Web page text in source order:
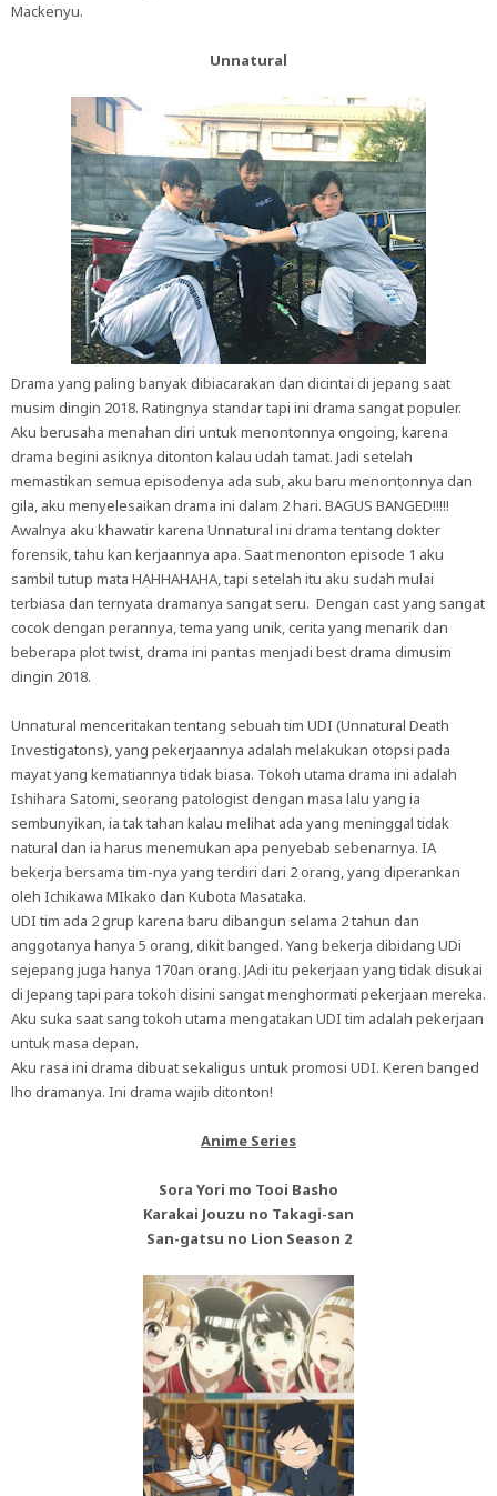
Mackenyu.
Unnatural
Drama yang paling banyak dibiacarakan dan dicintai di jepang saat
musim dingin 2018. Ratingnya standar tapi ini drama sangat populer.
Aku berusaha menahan diri untuk menontonnya ongoing, karena
drama begini asiknya ditonton kalau udah tamat. Jadi setelah
memastikan semua episodenya ada sub, aku baru menontonnya dan
gila, aku menyelesaikan drama ini dalam 2 hari. BAGUS BANGED!!!!!
Awalnya aku khawatir karena Unnatural ini drama tentang dokter
forensik, tahu kan kerjaannya apa. Saat menonton episode 1 aku
sambil tutup mata HAHHAHAHA, tapi setelah itu aku sudah mulai
terbiasa dan ternyata dramanya sangat seru. Dengan cast yang sangat
cocok dengan perannya, tema yang unik, cerita yang menarik dan
beberapa plot twist, drama ini pantas menjadi best drama dimusim
dingin 2018.
Unnatural menceritakan tentang sebuah tim UDI (Unnatural Death
Investigatons), yang pekerjaannya adalah melakukan otopsi pada
mayat yang kematiannya tidak biasa. Tokoh utama drama ini adalah
Ishihara Satomi, seorang patologist dengan masa lalu yang ia
sembunyikan, ia tak tahan kalau melihat ada yang meninggal tidak
natural dan ia harus menemukan apa penyebab sebenarnya. IA
bekerja bersama tim-nya yang terdiri dari 2 orang, yang diperankan
oleh Ichikawa MIkako dan Kubota Masataka.
UDI tim ada 2 grup karena baru dibangun selama 2 tahun dan
anggotanya hanya 5 orang, dikit banged. Yang bekerja dibidang UDi
sejepang juga hanya 170an orang. JAdi itu pekerjaan yang tidak disukai
di Jepang tapi para tokoh disini sangat menghormati pekerjaan mereka.
Aku suka saat sang tokoh utama mengatakan UDI tim adalah pekerjaan
untuk masa depan.
Aku rasa ini drama dibuat sekaligus untuk promosi UDI. Keren banged
lho dramanya. Ini drama wajib ditonton!
Anime Series
Sora Yori mo Tooi Basho
Karakai Jouzu no Takagi-san
San-gatsu no Lion Season 2